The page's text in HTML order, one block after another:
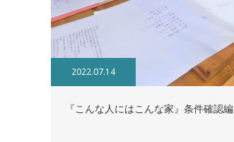
2022.07.14
『こんな人にはこんな家』条件確認編